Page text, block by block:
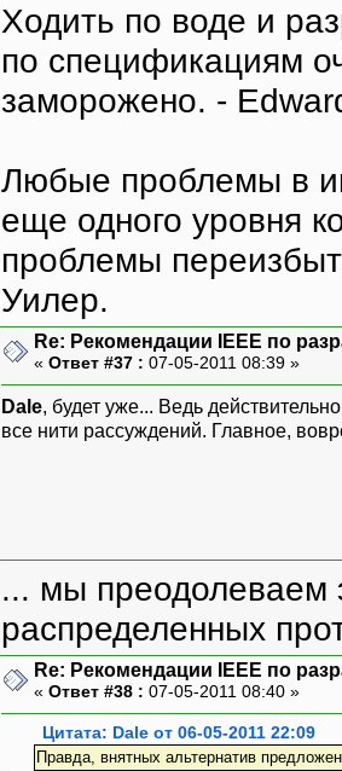
Ходить по воде и
по спецификациям
заморожено. -
Любые проблемы в
еще одного уровня
проблемы
Уилер.
Re: Рекомендации IEEE по
« Ответ #37 : 07-05-2011 08:39 »
Dale, будет уже... Ведь
все нити рассуждений. Главное,
... мы преодолеваем
распределенных
Re: Рекомендации IEEE по
« Ответ #38 : 07-05-2011 08:40 »
Цитата: Dale от 06-05-2011 22:09
Правда, внятных альтернатив